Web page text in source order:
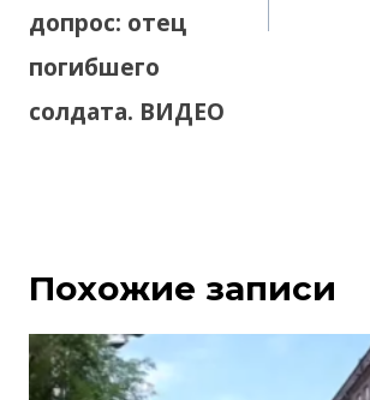
допрос: отец
погибшего
солдата. ВИДЕО
Похожие записи